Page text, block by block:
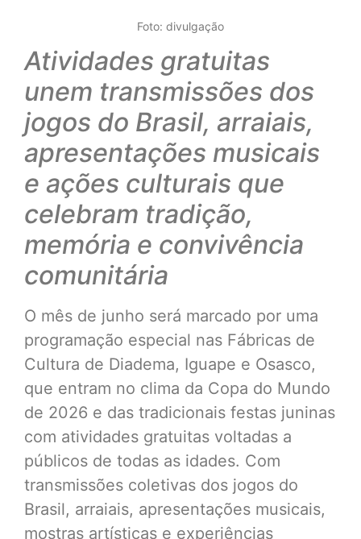
Foto: divulgação
Atividades gratuitas
unem transmissões dos
jogos do Brasil, arraiais,
apresentações musicais
e ações culturais que
celebram tradição,
memória e convivência
comunitária
O mês de junho será marcado por uma
programação especial nas Fábricas de
Cultura de Diadema, Iguape e Osasco,
que entram no clima da Copa do Mundo
de 2026 e das tradicionais festas juninas
com atividades gratuitas voltadas a
públicos de todas as idades. Com
transmissões coletivas dos jogos do
Brasil, arraiais, apresentações musicais,
mostras artísticas e experiências